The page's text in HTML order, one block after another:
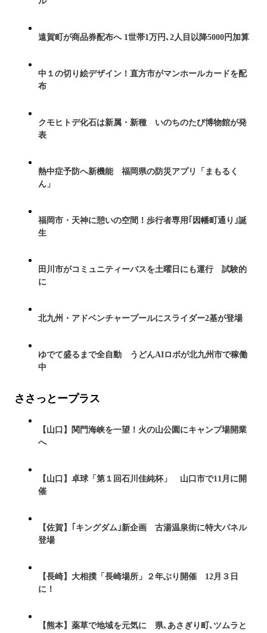
遠賀町が商品券配布へ 1世帯1万円､2人目以降5000円加算
中１の切り絵デザイン！直方市がマンホールカードを配
布
クモヒトデ化石は新属・新種 いのちのたび博物館が発
表
熱中症予防へ新機能 福岡県の防災アプリ「まもるく
ん」
福岡市・天神に憩いの空間！歩行者専用｢因幡町通り｣誕
生
田川市がコミュニティーバスを土曜日にも運行 試験的
に
北九州・アドベンチャープールにスライダー2基が登場
ゆでて盛るまで全自動 うどんAIロボが北九州市で稼働
中
ささっとープラス
【山口】関門海峡を一望！火の山公園にキャンプ場開業
へ
【山口】卓球「第１回石川佳純杯」 山口市で11月に開
催
【佐賀】｢キングダム｣新企画 古湯温泉街に特大パネル
登場
【長崎】大相撲「長崎場所」２年ぶり開催 12月３日
に！
【熊本】薬草で地域を元気に 県､あさぎり町､ツムラと